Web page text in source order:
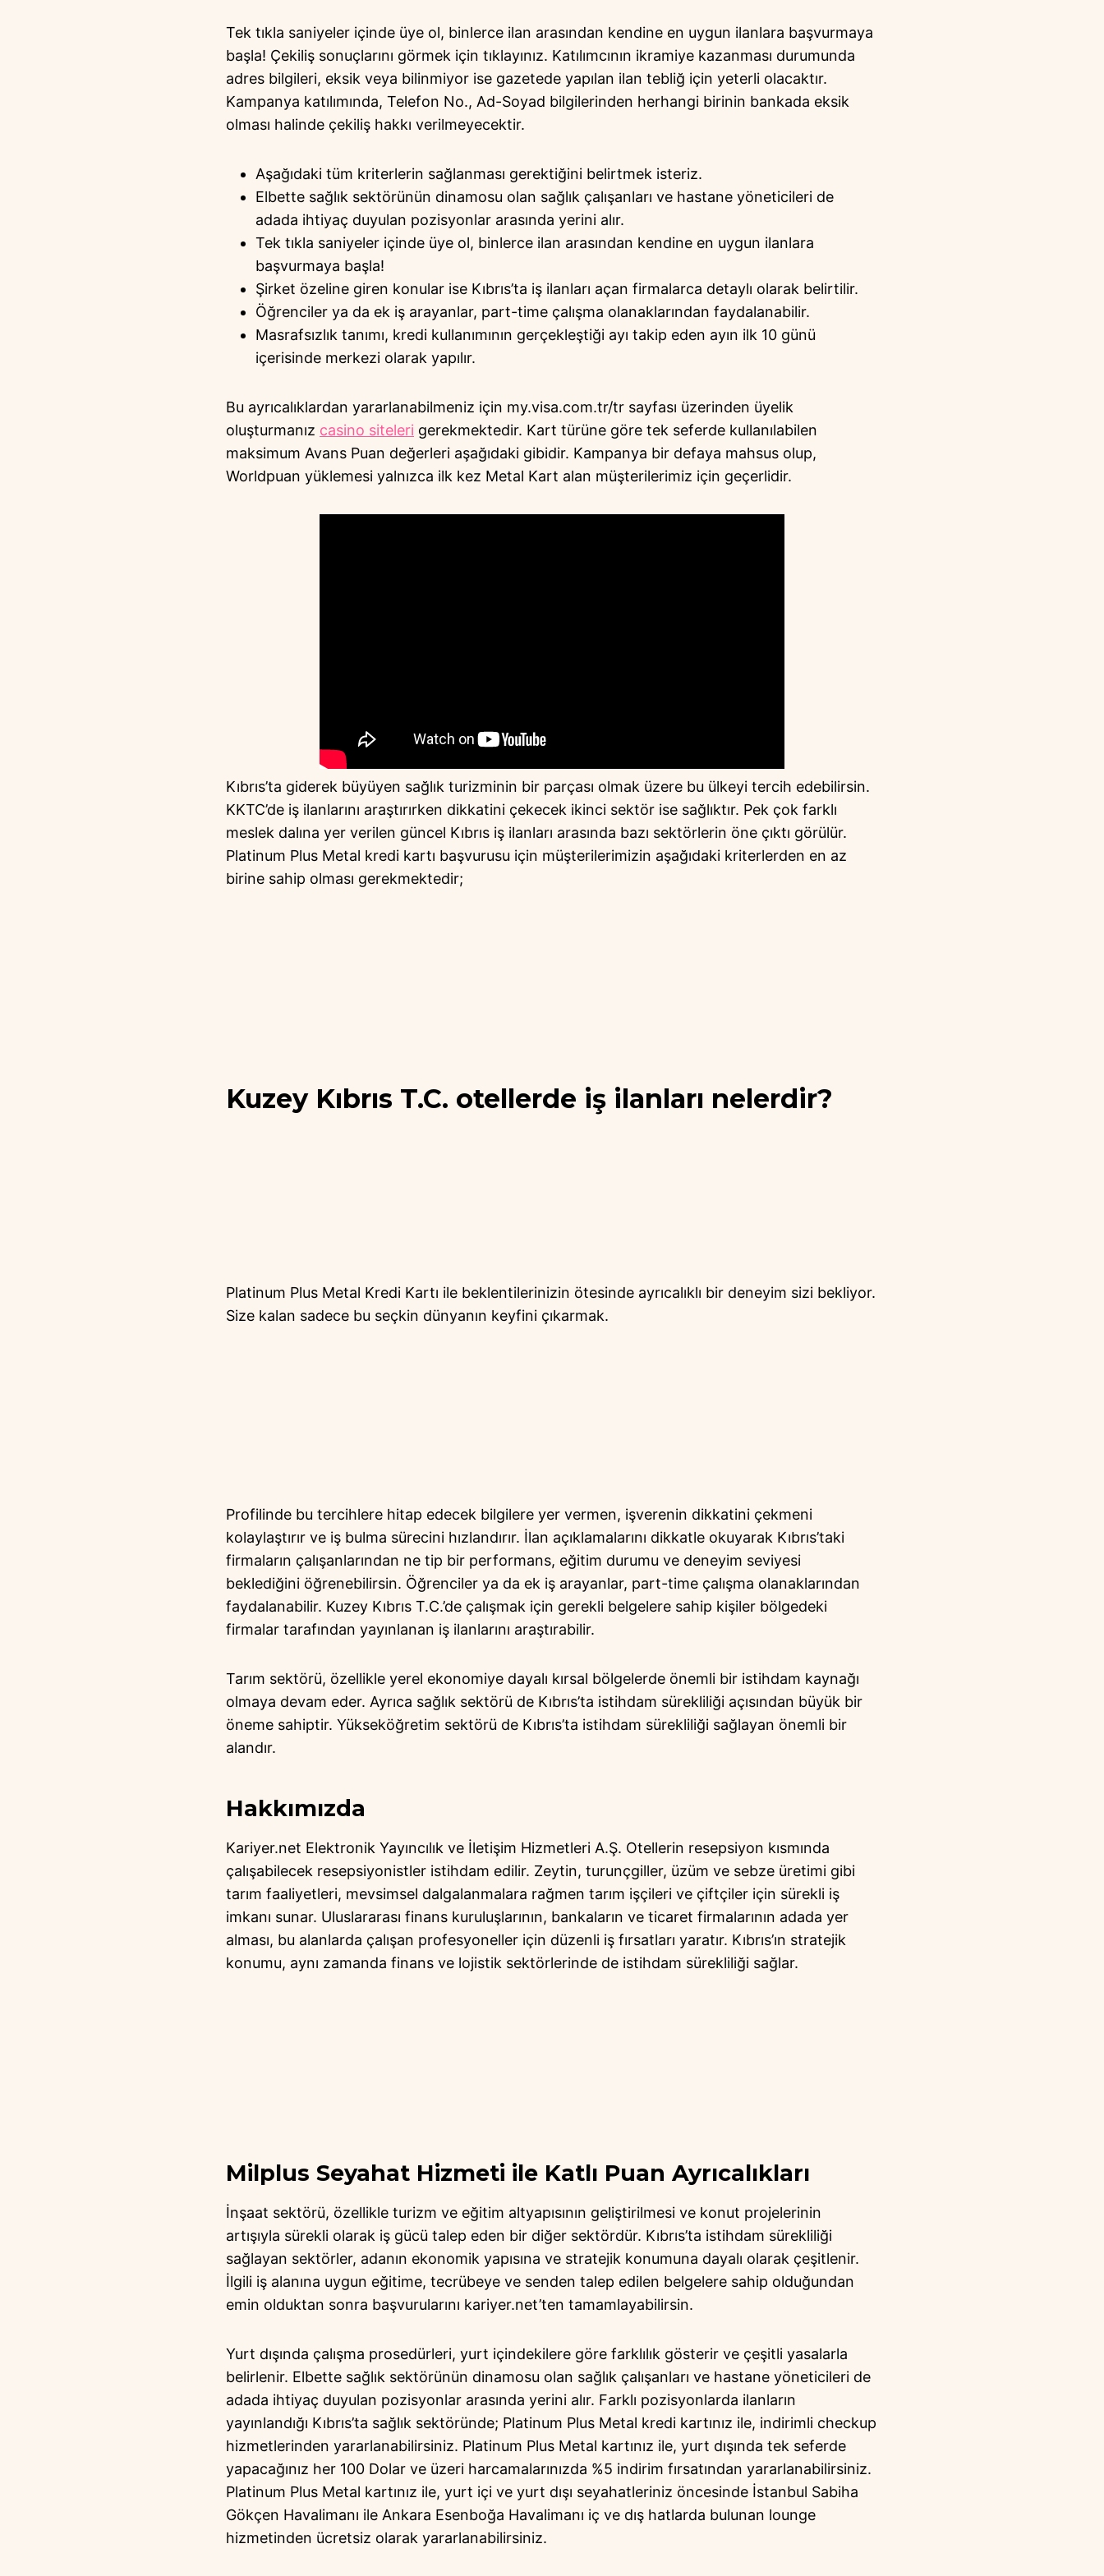
Tek tıkla saniyeler içinde üye ol, binlerce ilan arasından kendine en uygun ilanlara başvurmaya
başla! Çekiliş sonuçlarını görmek için tıklayınız. Katılımcının ikramiye kazanması durumunda
adres bilgileri, eksik veya bilinmiyor ise gazetede yapılan ilan tebliğ için yeterli olacaktır.
Kampanya katılımında, Telefon No., Ad-Soyad bilgilerinden herhangi birinin bankada eksik
olması halinde çekiliş hakkı verilmeyecektir.
Aşağıdaki tüm kriterlerin sağlanması gerektiğini belirtmek isteriz.
Elbette sağlık sektörünün dinamosu olan sağlık çalışanları ve hastane yöneticileri de
adada ihtiyaç duyulan pozisyonlar arasında yerini alır.
Tek tıkla saniyeler içinde üye ol, binlerce ilan arasından kendine en uygun ilanlara
başvurmaya başla!
Şirket özeline giren konular ise Kıbrıs’ta iş ilanları açan firmalarca detaylı olarak belirtilir.
Öğrenciler ya da ek iş arayanlar, part-time çalışma olanaklarından faydalanabilir.
Masrafsızlık tanımı, kredi kullanımının gerçekleştiği ayı takip eden ayın ilk 10 günü
içerisinde merkezi olarak yapılır.
Bu ayrıcalıklardan yararlanabilmeniz için my.visa.com.tr/tr sayfası üzerinden üyelik
oluşturmanız casino siteleri gerekmektedir. Kart türüne göre tek seferde kullanılabilen
maksimum Avans Puan değerleri aşağıdaki gibidir. Kampanya bir defaya mahsus olup,
Worldpuan yüklemesi yalnızca ilk kez Metal Kart alan müşterilerimiz için geçerlidir.
Kıbrıs’ta giderek büyüyen sağlık turizminin bir parçası olmak üzere bu ülkeyi tercih edebilirsin.
KKTC’de iş ilanlarını araştırırken dikkatini çekecek ikinci sektör ise sağlıktır. Pek çok farklı
meslek dalına yer verilen güncel Kıbrıs iş ilanları arasında bazı sektörlerin öne çıktı görülür.
Platinum Plus Metal kredi kartı başvurusu için müşterilerimizin aşağıdaki kriterlerden en az
birine sahip olması gerekmektedir;
Kuzey Kıbrıs T.C. otellerde iş ilanları nelerdir?
Platinum Plus Metal Kredi Kartı ile beklentilerinizin ötesinde ayrıcalıklı bir deneyim sizi bekliyor.
Size kalan sadece bu seçkin dünyanın keyfini çıkarmak.
Profilinde bu tercihlere hitap edecek bilgilere yer vermen, işverenin dikkatini çekmeni
kolaylaştırır ve iş bulma sürecini hızlandırır. İlan açıklamalarını dikkatle okuyarak Kıbrıs’taki
firmaların çalışanlarından ne tip bir performans, eğitim durumu ve deneyim seviyesi
beklediğini öğrenebilirsin. Öğrenciler ya da ek iş arayanlar, part-time çalışma olanaklarından
faydalanabilir. Kuzey Kıbrıs T.C.’de çalışmak için gerekli belgelere sahip kişiler bölgedeki
firmalar tarafından yayınlanan iş ilanlarını araştırabilir.
Tarım sektörü, özellikle yerel ekonomiye dayalı kırsal bölgelerde önemli bir istihdam kaynağı
olmaya devam eder. Ayrıca sağlık sektörü de Kıbrıs’ta istihdam sürekliliği açısından büyük bir
öneme sahiptir. Yükseköğretim sektörü de Kıbrıs’ta istihdam sürekliliği sağlayan önemli bir
alandır.
Hakkımızda
Kariyer.net Elektronik Yayıncılık ve İletişim Hizmetleri A.Ş. Otellerin resepsiyon kısmında
çalışabilecek resepsiyonistler istihdam edilir. Zeytin, turunçgiller, üzüm ve sebze üretimi gibi
tarım faaliyetleri, mevsimsel dalgalanmalara rağmen tarım işçileri ve çiftçiler için sürekli iş
imkanı sunar. Uluslararası finans kuruluşlarının, bankaların ve ticaret firmalarının adada yer
alması, bu alanlarda çalışan profesyoneller için düzenli iş fırsatları yaratır. Kıbrıs’ın stratejik
konumu, aynı zamanda finans ve lojistik sektörlerinde de istihdam sürekliliği sağlar.
Milplus Seyahat Hizmeti ile Katlı Puan Ayrıcalıkları
İnşaat sektörü, özellikle turizm ve eğitim altyapısının geliştirilmesi ve konut projelerinin
artışıyla sürekli olarak iş gücü talep eden bir diğer sektördür. Kıbrıs’ta istihdam sürekliliği
sağlayan sektörler, adanın ekonomik yapısına ve stratejik konumuna dayalı olarak çeşitlenir.
İlgili iş alanına uygun eğitime, tecrübeye ve senden talep edilen belgelere sahip olduğundan
emin olduktan sonra başvurularını kariyer.net’ten tamamlayabilirsin.
Yurt dışında çalışma prosedürleri, yurt içindekilere göre farklılık gösterir ve çeşitli yasalarla
belirlenir. Elbette sağlık sektörünün dinamosu olan sağlık çalışanları ve hastane yöneticileri de
adada ihtiyaç duyulan pozisyonlar arasında yerini alır. Farklı pozisyonlarda ilanların
yayınlandığı Kıbrıs’ta sağlık sektöründe; Platinum Plus Metal kredi kartınız ile, indirimli checkup
hizmetlerinden yararlanabilirsiniz. Platinum Plus Metal kartınız ile, yurt dışında tek seferde
yapacağınız her 100 Dolar ve üzeri harcamalarınızda %5 indirim fırsatından yararlanabilirsiniz.
Platinum Plus Metal kartınız ile, yurt içi ve yurt dışı seyahatleriniz öncesinde İstanbul Sabiha
Gökçen Havalimanı ile Ankara Esenboğa Havalimanı iç ve dış hatlarda bulunan lounge
hizmetinden ücretsiz olarak yararlanabilirsiniz.